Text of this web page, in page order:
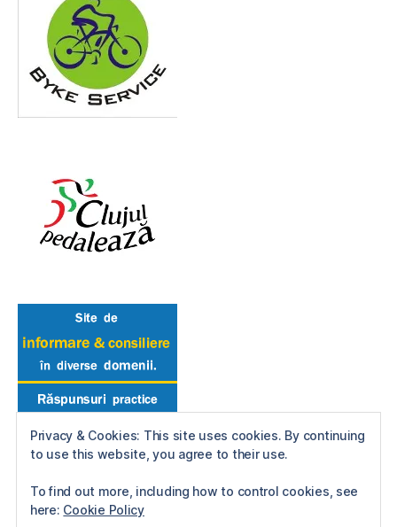
Privacy & Cookies: This site uses cookies. By continuing
to use this website, you agree to their use.
To find out more, including how to control cookies, see
here: Cookie Policy